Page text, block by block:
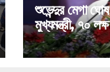
শুভেন্দুর মেগা
মুখ্যমন্ত্রী, ৭০
নজিরবিহীন টার্গেট!